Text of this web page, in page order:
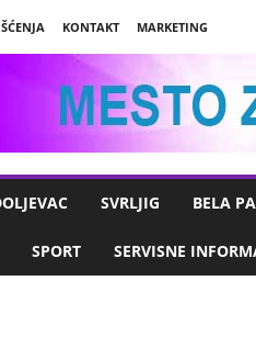
KONTAKT
MARKETING
SVRLJIG BELA
SPORT SERVISNE